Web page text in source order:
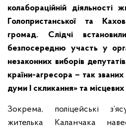
колабораційній діяльності
Голопристанської та
громад. Слідчі
безпосередню участь у
незаконних виборів
країни-агресора – так
думи І скликання» та
Зокрема, поліцейські
жителька Каланчака